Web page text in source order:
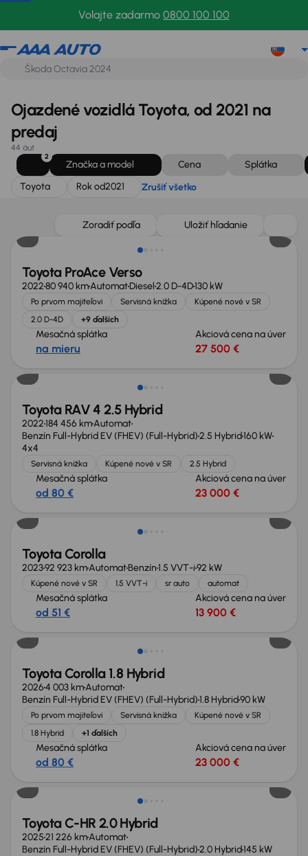
Volajte zadarmo 0800 100 100
Toyota
Ojazdené vozidlá Toyota, od 2021 na
predaj
44 áut
2
Značka a model Cena
Splátka
Toyota
Rok od2021 Zrušiť všetko
Zoradiť podľa Uložiť hľadanie
Zlacnené o 4 500 €
Toyota ProAce Verso
202280 940 kmAutomatDiesel2.0 D-4D130 kW
Po prvom majiteľovi Servisná knižka
Kúpené nové v SR
2.0 D-4D
+9 ďalších
Mesačná splátka
na mieru
Akciová cena na úver
27 500 €
Extra zľava 1 150 €
Toyota RAV 4 2.5 Hybrid
2022184 456 kmAutomat
Benzín Full-Hybrid EV (FHEV) (Full-Hybrid)2.5 Hybrid160 kW
4x4
Servisná knižka Kúpené nové v SR 2.5 Hybrid
Mesačná splátka
od 80 €
Akciová cena na úver
23 000 €
Toyota Corolla
202392 923 kmAutomatBenzín1.5 VVT-i92 kW
Kúpené nové v SR 1.5 VVT-i sr auto automat
Mesačná splátka
od 51 €
Akciová cena na úver
13 900 €
Zlacnené o 500 €
Toyota Corolla 1.8 Hybrid
20264 003 kmAutomat
Benzín Full-Hybrid EV (FHEV) (Full-Hybrid)1.8 Hybrid90 kW
Po prvom majiteľovi Servisná knižka
Kúpené nové v SR
1.8 Hybrid
+1 ďalších
Mesačná splátka
od 80 €
Akciová cena na úver
23 000 €
Ušetríte 4 299 €
Toyota C-HR 2.0 Hybrid
202521 226 kmAutomat
Benzín Full-Hybrid EV (FHEV) (Full-Hybrid)2.0 Hybrid145 kW